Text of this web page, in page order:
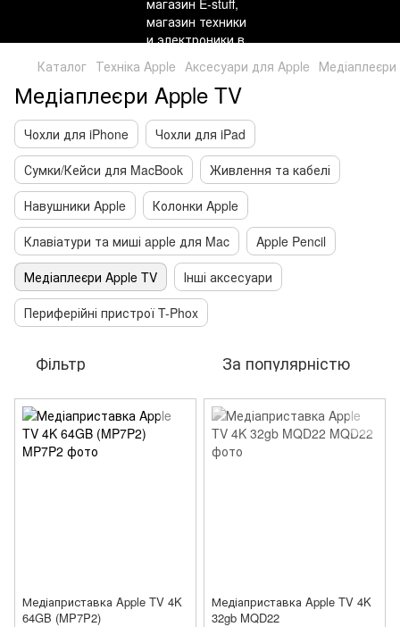
Каталог Техніка Apple Аксесуари для Apple
Медіаплеєри Apple TV
Чохли для iPhone
Чохли для iPad
Сумки/Кейси для MacBook
Живлення та кабелі
Навушники Apple
Колонки Apple
Клавіатури та миші apple для Mac
Apple Pencil
Медіаплеєри Apple TV
Інші аксесуари
Периферійні пристрої T-Phox
Фільтр За популярністю
Медіаприставка Apple TV 4K
64GB (MP7P2)
Медіаприставка Apple TV 4K
32gb MQD22